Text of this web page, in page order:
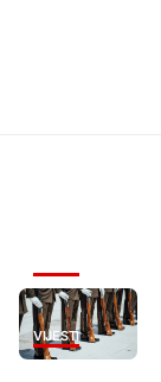
VIJESTI